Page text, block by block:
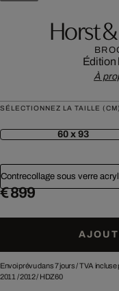
Horst
Édition
À
SÉLECTIONNEZ LA TAILLE
60 x 93
Contrecollage sous verre
€ 899
Envoi prévu dans 7 jours /TVA incluse
2011 /2012/ HDZ60